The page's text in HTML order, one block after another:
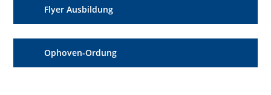
Flyer Ausbildung
Ophoven-Ordung